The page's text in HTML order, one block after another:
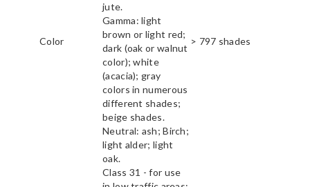
Color
jute.
Gamma: light
brown or light red;
dark (oak or walnut
color); white
(acacia); gray
colors in numerous
different shades;
beige shades.
Neutral: ash; Birch;
light alder; light
oak.
> 797 shades
Class 31 - for use